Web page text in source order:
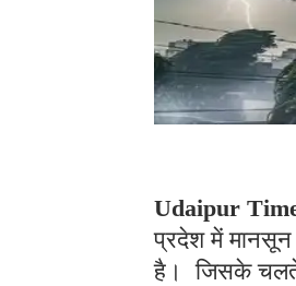
Udaipur
प्रदेश में मानसून
है। जिसके चलते